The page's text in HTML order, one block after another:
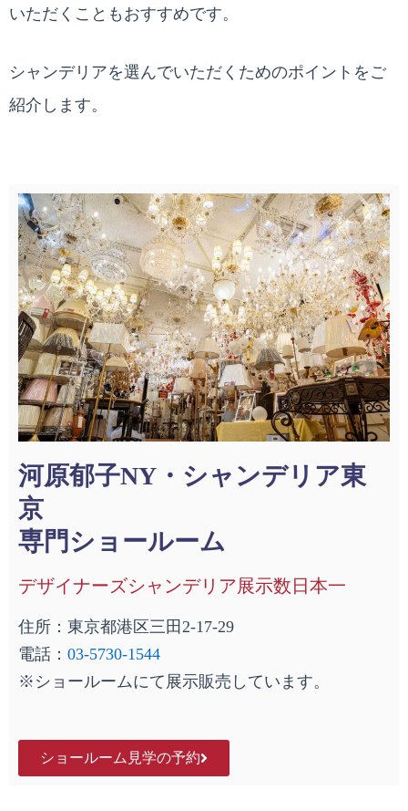
いただくこともおすすめです。
シャンデリアを選んでいただくためのポイントをご
紹介します。
河原郁子NY・シャンデリア東
京
専門ショールーム
デザイナーズシャンデリア展示数日本一
住所：東京都港区三田2-17-29
電話： 03-5730-1544
※ショールームにて展示販売しています。
ショールーム見学の予約